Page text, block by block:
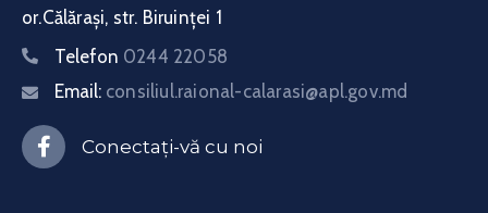
or.Călărași, str. Biruinței 1
Telefon 0244 22058
Email: consiliul.raional-calarasi@apl.gov.md
Conectați-vă cu noi